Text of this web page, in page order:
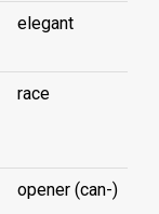
elegant
race
opener (can-)